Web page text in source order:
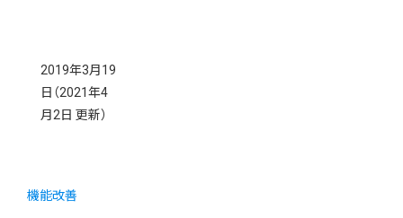
2019年3月19
日 （2021年4
月2日 更新）
機能改善